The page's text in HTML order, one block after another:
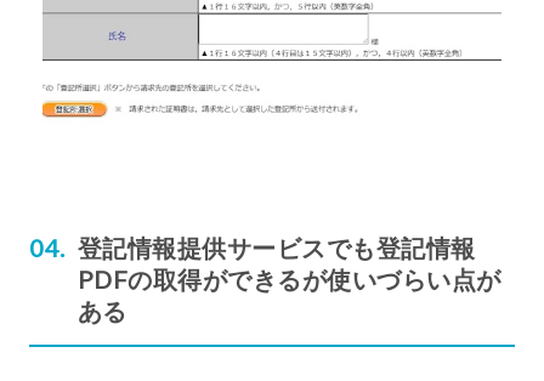
登記情報提供サービスでも登記情報
PDFの取得ができるが使いづらい点が
ある